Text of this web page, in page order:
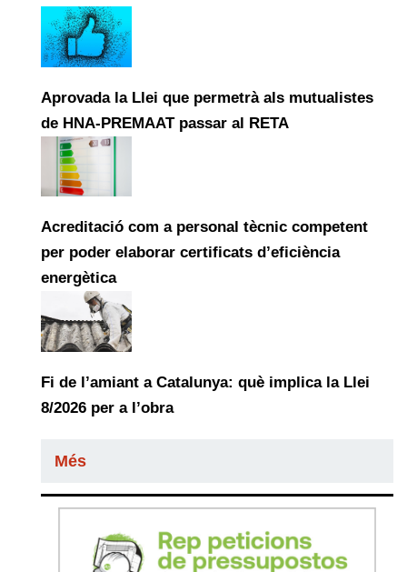
Aprovada la Llei que permetrà als mutualistes
de HNA-PREMAAT passar al RETA
Acreditació com a personal tècnic competent
per poder elaborar certificats d’eficiència
energètica
Fi de l’amiant a Catalunya: què implica la Llei
8/2026 per a l’obra
Més